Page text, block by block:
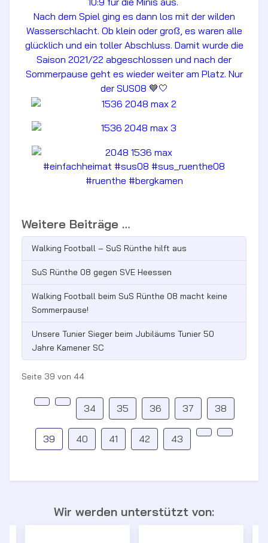
Nach dem Spiel ging es dann los mit der wilden
Wasserschlacht. Ob klein oder groß, es waren alle
glücklich und ein toller Abschluss. Damit wurde die
Saison 2021/22 abgeschlossen und nach der
Sommerpause geht es wieder weiter am Platz. Nur
der SUS08 💙🤍
#einfachheimat #sus08 #sus_ruenthe08
#ruenthe #bergkamen
Weitere Beiträge …
Walking Football – SuS Rünthe hilft aus
SuS Rünthe 08 gegen SVE Heessen
Walking Football beim SuS Rünthe 08 macht keine
Sommerpause!
Unsere Tunier Sieger beim Jubiläums Tunier 50
Jahre Kamener SC
Seite 39 von 44
34 35 36 37 38
39 40 41 42 43
Wir werden unterstützt von: